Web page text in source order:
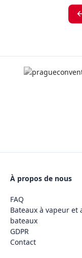
À propos de nous
FAQ
Bateaux à vapeur et
bateaux
GDPR
Contact